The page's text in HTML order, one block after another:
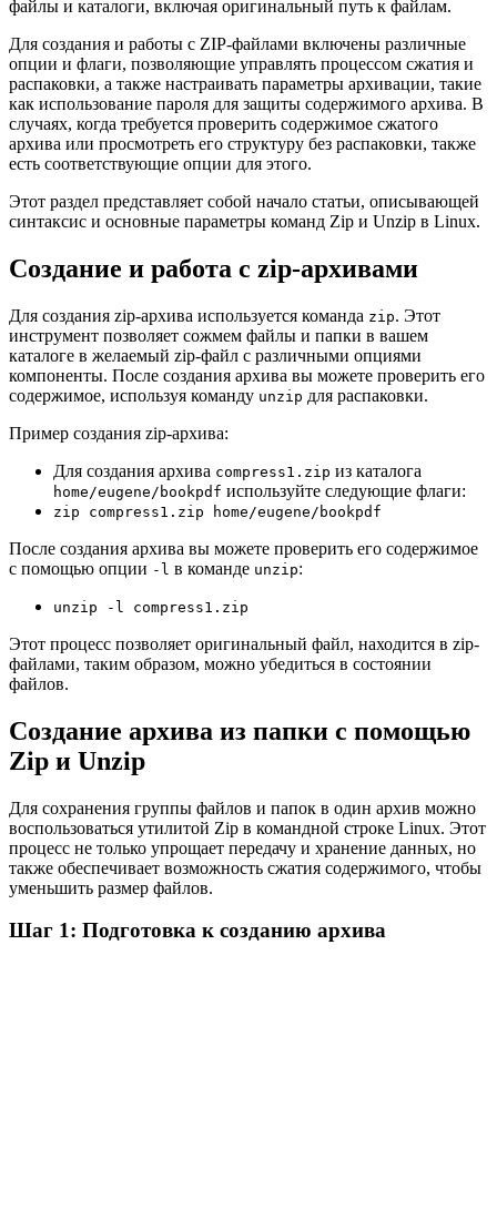
файлы и каталоги, включая оригинальный путь к файлам.
Для создания и работы с ZIP-файлами включены различные
опции и флаги, позволяющие управлять процессом сжатия и
распаковки, а также настраивать параметры архивации, такие
как использование пароля для защиты содержимого архива. В
случаях, когда требуется проверить содержимое сжатого
архива или просмотреть его структуру без распаковки, также
есть соответствующие опции для этого.
Этот раздел представляет собой начало статьи, описывающей
синтаксис и основные параметры команд Zip и Unzip в Linux.
Создание и работа с zip-архивами
Для создания zip-архива используется команда zip. Этот
инструмент позволяет сожмем файлы и папки в вашем
каталоге в желаемый zip-файл с различными опциями
компоненты. После создания архива вы можете проверить его
содержимое, используя команду unzip для распаковки.
Пример создания zip-архива:
Для создания архива compress1.zip из каталога
home/eugene/bookpdf используйте следующие флаги:
zip compress1.zip home/eugene/bookpdf
После создания архива вы можете проверить его содержимое
с помощью опции -l в команде unzip:
unzip -l compress1.zip
Этот процесс позволяет оригинальный файл, находится в zip-
файлами, таким образом, можно убедиться в состоянии
файлов.
Создание архива из папки с помощью
Zip и Unzip
Для сохранения группы файлов и папок в один архив можно
воспользоваться утилитой Zip в командной строке Linux. Этот
процесс не только упрощает передачу и хранение данных, но
также обеспечивает возможность сжатия содержимого, чтобы
уменьшить размер файлов.
Шаг 1: Подготовка к созданию архива